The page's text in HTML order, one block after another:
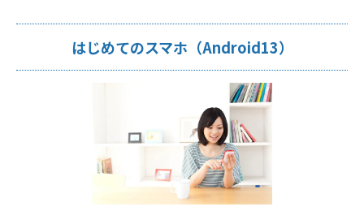
はじめてのスマホ（Android13）